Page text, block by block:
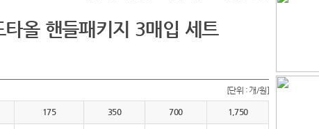
올 핸들패키지 3매입 세트
[단위 : 개/원]
175 350 700 1,750